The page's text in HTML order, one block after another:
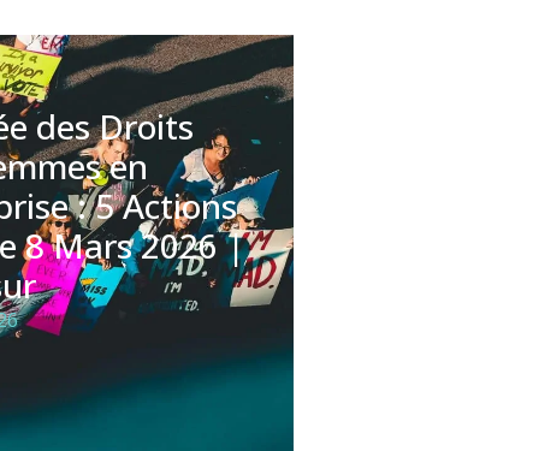
des Droits
en
: 5 Actions
8 Mars 2026 |